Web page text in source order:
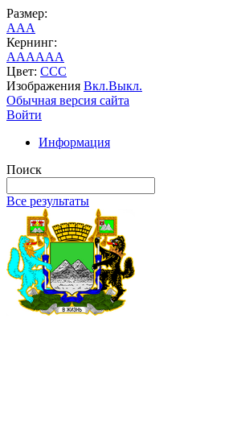
Размер:
AAA
Кернинг:
AAAAAA
Цвет: CCC
Изображения Вкл.Выкл.
Обычная версия сайта
Войти
Информация
Поиск
Все результаты